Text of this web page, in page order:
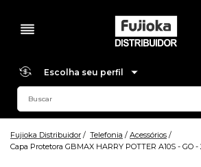
Escolha seu perfil
Fujioka Distribuidor Telefonia
Acessórios
Capa Protetora GBMAX HARRY POTTER A10S - GO -